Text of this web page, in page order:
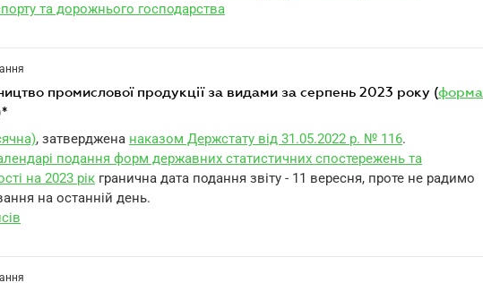
та дорожнього господарства
промислової продукції за видами за серпень 2023 року (форма
, затверджена наказом Держстату від 31.05.2022 р. № 116.
подання форм державних статистичних спостережень та
на 2023 рік гранична дата подання звіту - 11 вересня, проте не радимо
на останній день.